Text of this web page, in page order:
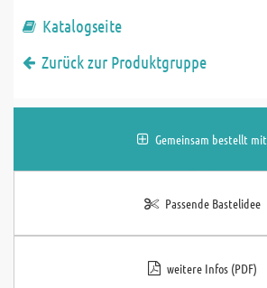
Katalogseite
Zurück zur Produktgruppe
Gemeinsam bestellt mit
Passende Bastelidee
weitere Infos (PDF)